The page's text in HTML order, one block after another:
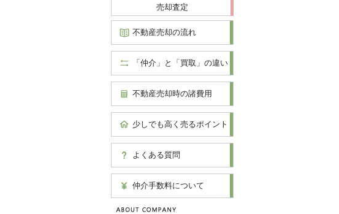
売却査定
不動産売却の流れ
「仲介」と「買取」の違い
不動産売却時の諸費用
少しでも高く売るポイント
よくある質問
仲介手数料について